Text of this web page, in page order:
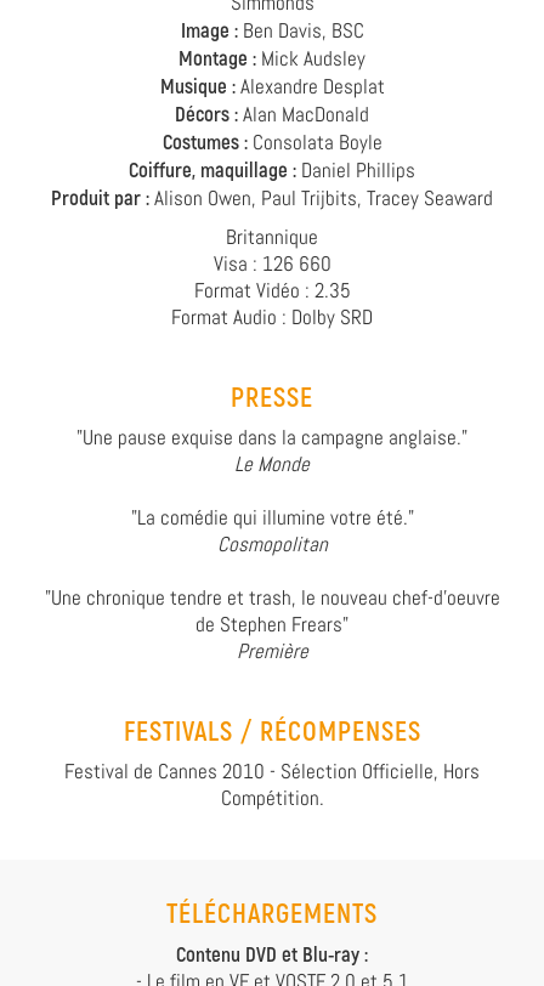
TÉLÉCHARGEMENTS
Contenu DVD et Blu-ray :
Image : Ben Davis, BSC
Montage : Mick Audsley
Musique : Alexandre Desplat
Décors : Alan MacDonald
Costumes : Consolata Boyle
Coiffure, maquillage : Daniel Phillips
Produit par : Alison Owen, Paul Trijbits, Tracey Seaward
Britannique
Visa : 126 660
Format Vidéo : 2.35
Format Audio : Dolby SRD
PRESSE
"Une pause exquise dans la campagne anglaise."
Le Monde
"La comédie qui illumine votre été."
Cosmopolitan
"Une chronique tendre et trash, le nouveau chef-d'oeuvre
de Stephen Frears"
Première
FESTIVALS / RÉCOMPENSES
Festival de Cannes 2010 - Sélection Officielle, Hors
Compétition.